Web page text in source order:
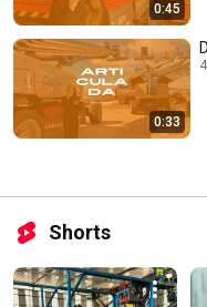
0:45
0:33
Shorts